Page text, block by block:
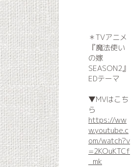
＊TVアニメ
『魔法使い
の嫁
SEASON2』
EDテーマ
▼MVはこち
ら
https://ww
w.youtube.c
om/watch?v
=2KOuKTCf
_mk